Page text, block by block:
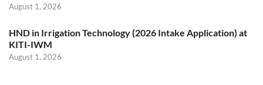
August 1, 2026
HND in Irrigation Technology (2026 Intake Application) at
KITI-IWM
August 1, 2026